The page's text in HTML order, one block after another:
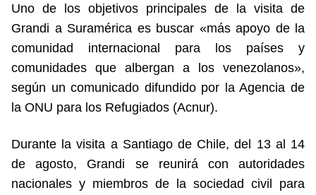
Uno de los objetivos principales de la visita de
Grandi a Suramérica es buscar «más apoyo de la
comunidad internacional para los países y
comunidades que albergan a los venezolanos»,
según un comunicado difundido por la Agencia de
la ONU para los Refugiados (Acnur).
Durante la visita a Santiago de Chile, del 13 al 14
de agosto, Grandi se reunirá con autoridades
nacionales y miembros de la sociedad civil para